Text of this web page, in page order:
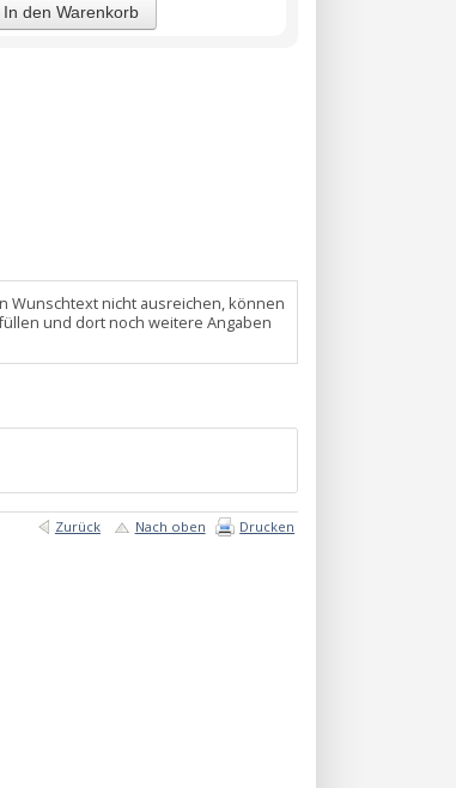
In den Warenkorb
Wunschtext nicht ausreichen, können
und dort noch weitere Angaben
Zurück Nach oben Drucken